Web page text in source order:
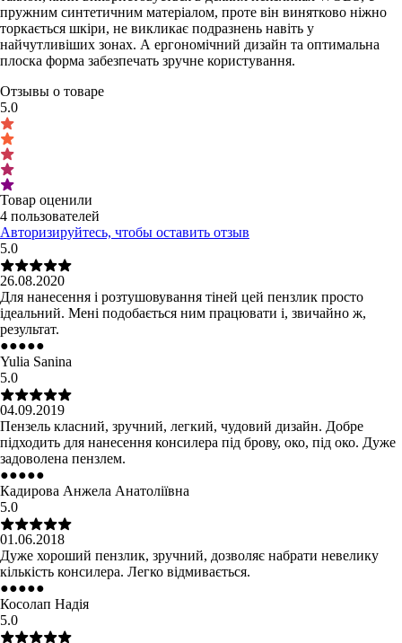
пружним синтетичним матеріалом, проте він винятково ніжно
торкається шкіри, не викликає подразнень навіть у
найчутливіших зонах. А ергономічний дизайн та оптимальна
плоска форма забезпечать зручне користування.
Отзывы о товаре
5.0
Товар оценили
4 пользователей
Авторизируйтесь, чтобы оставить отзыв
5.0
26.08.2020
Для нанесення і розтушовування тіней цей пензлик просто
ідеальний. Мені подобається ним працювати і, звичайно ж,
результат.
●●●●●
Yulia Sanina
5.0
04.09.2019
Пензель класний, зручний, легкий, чудовий дизайн. Добре
підходить для нанесення консилера під брову, око, під око. Дуже
задоволена пензлем.
●●●●●
Кадирова Анжела Анатоліївна
5.0
01.06.2018
Дуже хороший пензлик, зручний, дозволяє набрати невелику
кількість консилера. Легко відмивається.
●●●●●
Косолап Надія
5.0